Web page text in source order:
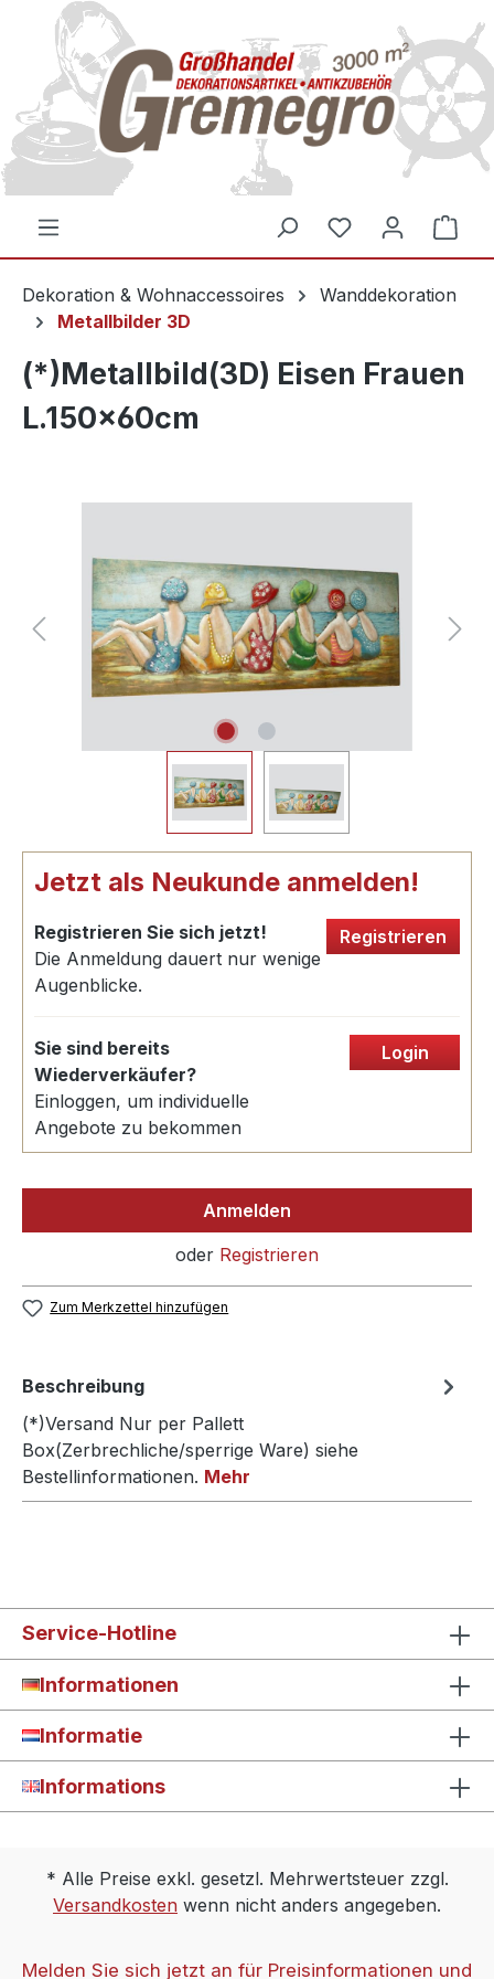
springen
Dekoration & Wohnaccessoires
Wanddekoration
Metallbilder 3D
(*)Metallbild(3D) Eisen Frauen
L.150x60cm
Jetzt als Neukunde anmelden!
Registrieren Sie sich jetzt!
Die Anmeldung dauert nur wenige
Augenblicke.
Registrieren
Sie sind bereits
Wiederverkäufer?
Einloggen, um individuelle
Angebote zu bekommen
Login
Anmelden
oder Registrieren
Zum Merkzettel hinzufügen
Beschreibung
(*)Versand Nur per Pallett
Box(Zerbrechliche/sperrige Ware) siehe
Bestellinformationen. Mehr
Service-Hotline
Informationen
Informatie
Informations
* Alle Preise exkl. gesetzl. Mehrwertsteuer zzgl.
Versandkosten wenn nicht anders angegeben.
Melden Sie sich jetzt an für Preisinformationen und